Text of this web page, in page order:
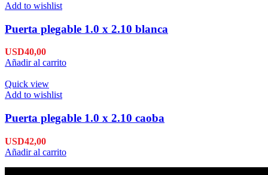
Add to wishlist
Puerta plegable 1.0 x 2.10 blanca
USD40,00
Añadir al carrito
Quick view
Add to wishlist
Puerta plegable 1.0 x 2.10 caoba
USD42,00
Añadir al carrito